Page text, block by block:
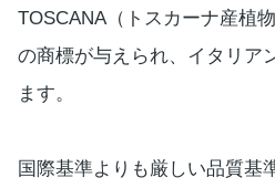
TOSCANA（トスカーナ産植
の商標が与えられ、イタリア
ます。
国際基準よりも厳しい品質基